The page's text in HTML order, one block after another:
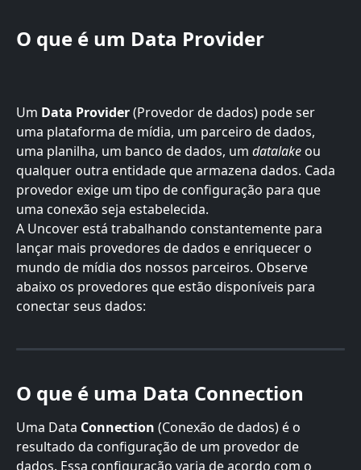
O que é um Data Provider
Um Data Provider (Provedor de dados) pode ser
uma plataforma de mídia, um parceiro de dados,
uma planilha, um banco de dados, um datalake ou
qualquer outra entidade que armazena dados. Cada
provedor exige um tipo de configuração para que
uma conexão seja estabelecida.
A Uncover está trabalhando constantemente para
lançar mais provedores de dados e enriquecer o
mundo de mídia dos nossos parceiros. Observe
abaixo os provedores que estão disponíveis para
conectar seus dados:
O que é uma Data Connection
Uma Data Connection (Conexão de dados) é o
resultado da configuração de um provedor de
dados. Essa configuração varia de acordo com o